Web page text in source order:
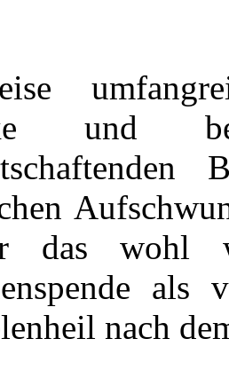
und
das wohl
nach